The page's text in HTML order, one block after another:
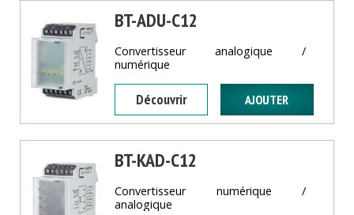
BT-ADU-C12
Convertisseur analogique /
numérique
Découvrir
BT-KAD-C12
Convertisseur numérique /
analogique